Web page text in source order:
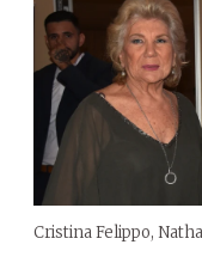
Cristina Felippo,